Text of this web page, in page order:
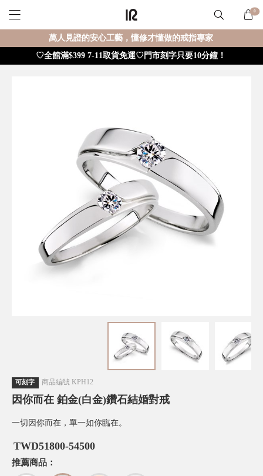
0
萬人見證的安心工藝，懂修才懂做的戒指專家
♡全館滿$399 7-11取貨免運♡門市刻字只要10分鐘！
可刻字 商品編號 KPH12
因你而在 鉑金(白金)鑽石結婚對戒
一切因你而在，單一如你臨在。
TWD51800-54500
推薦商品：